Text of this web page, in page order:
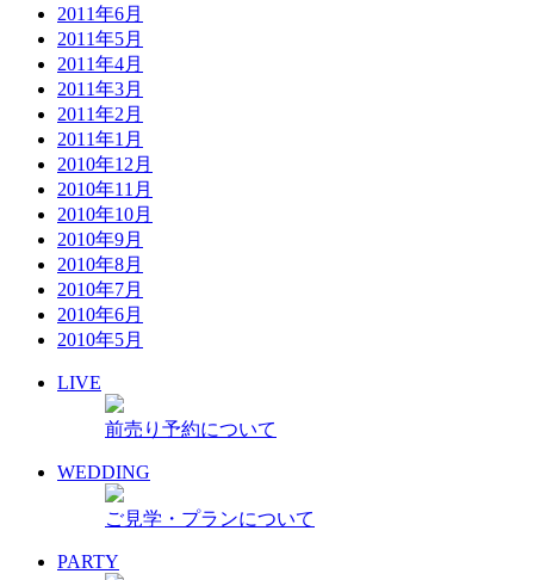
2011年6月
2011年5月
2011年4月
2011年3月
2011年2月
2011年1月
2010年12月
2010年11月
2010年10月
2010年9月
2010年8月
2010年7月
2010年6月
2010年5月
LIVE
前売り予約について
WEDDING
ご見学・プランについて
PARTY